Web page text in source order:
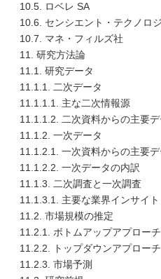
10.5. ロベレ SA
10.6. センシエント・テクノロ
10.7. マネ・フィルズ社
11. 研究方法論
11.1. 研究データ
11.1.1. 二次データ
11.1.1.1. 主な二次情報源
11.1.1.2. 二次資料からの主要デ
11.1.2. 一次データ
11.1.2.1. 一次資料からの主要デ
11.1.2.2. 一次データの内訳
11.1.3. 二次調査と一次調査
11.1.3.1. 主要な業界インサイト
11.2. 市場規模の推定
11.2.1. ボトムアップアプローチ
11.2.2. トップダウンアプローチ
11.2.3. 市場予測